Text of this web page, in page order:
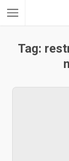
Tag: